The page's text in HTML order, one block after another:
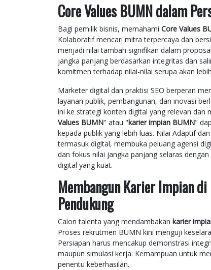
Core Values BUMN dalam
Bagi pemilik bisnis, memahami Core Values
Kolaboratif mencari mitra terpercaya dan
menjadi nilai tambah signifikan dalam
jangka panjang berdasarkan integritas dan
komitmen terhadap nilai-nilai serupa akan
Marketer digital dan praktisi SEO berperan
layanan publik, pembangunan, dan inovasi
ini ke strategi konten digital yang relevan
Values BUMN" atau "karier impian BUMN"
kepada publik yang lebih luas. Nilai Adaptif
termasuk digital, membuka peluang agensi
dan fokus nilai jangka panjang selaras
digital yang kuat.
Membangun Karier Impian di
Pendukung
Calon talenta yang mendambakan karier
Proses rekrutmen BUMN kini menguji
Persiapan harus mencakup demonstrasi
maupun simulasi kerja. Kemampuan untuk
penentu keberhasilan.